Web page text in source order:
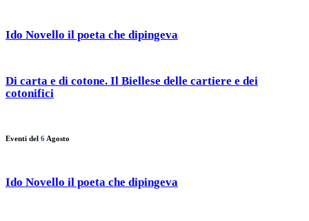
Ido Novello il poeta che dipingeva
Di carta e di cotone. Il Biellese delle cartiere e dei
cotonifici
Eventi del 6 Agosto
Ido Novello il poeta che dipingeva